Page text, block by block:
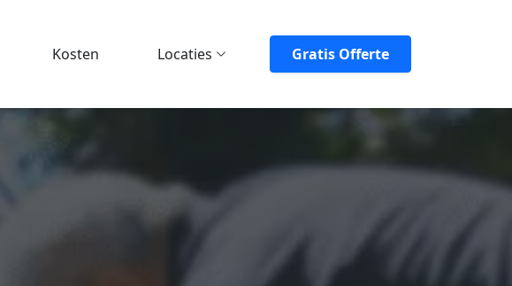
Kosten Locaties Gratis Offerte